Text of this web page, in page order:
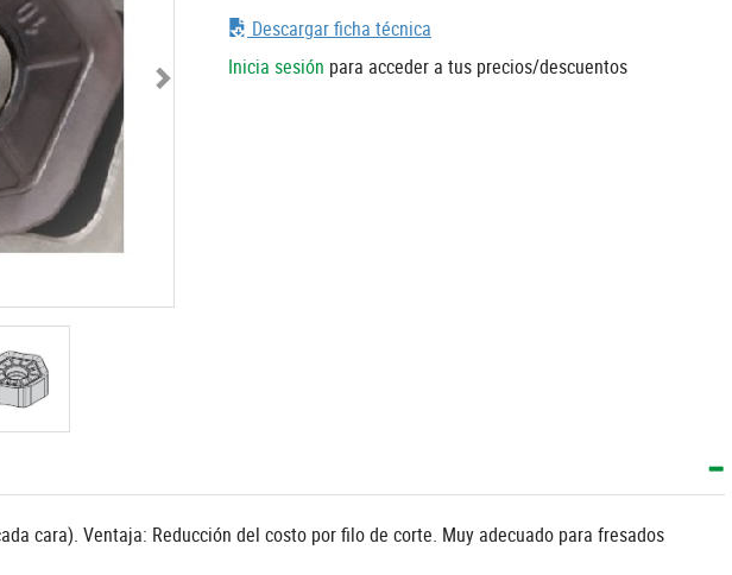
Descargar ficha técnica
Inicia sesión para acceder a tus precios/descuentos
cara). Ventaja: Reducción del costo por filo de corte. Muy adecuado para fresados